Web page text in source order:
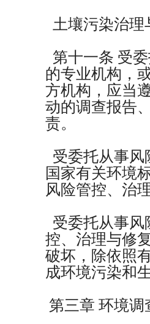
土壤污染治
第十一条 受
的专业机构，
方机构，应当
动的调查报告
责。
受委托从事风
国家有关环境
风险管控、治
受委托从事风
控、治理与修
破坏，除依照
成环境污染和
第三章 环境